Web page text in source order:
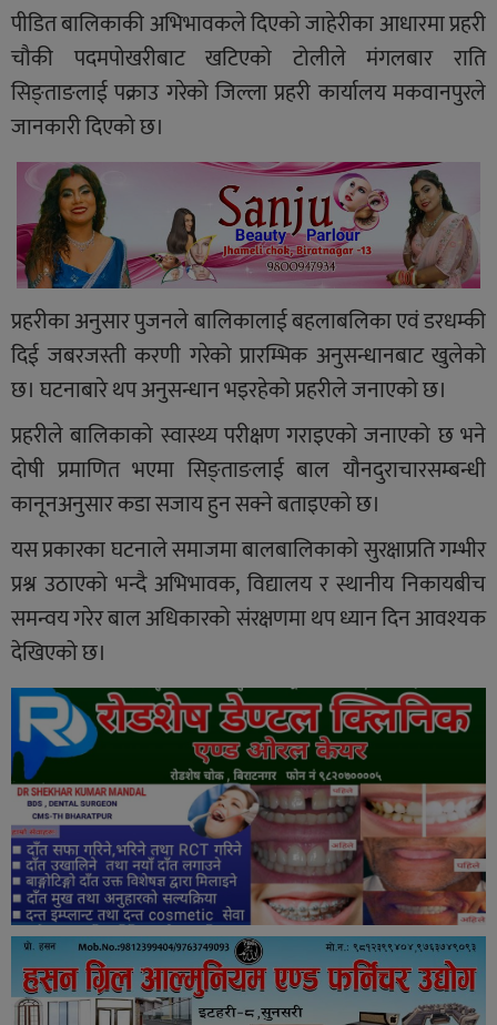
पीडित बालिकाकी अभिभावकले दिएको जाहेरीका आधारमा प्रहरी
चौकी पदमपोखरीबाट खटिएको टोलीले मंगलबार राति
सिङ्ताङलाई पक्राउ गरेको जिल्ला प्रहरी कार्यालय मकवानपुरले
जानकारी दिएको छ।
प्रहरीका अनुसार पुजनले बालिकालाई बहलाबलिका एवं डरधम्की
दिई जबरजस्ती करणी गरेको प्रारम्भिक अनुसन्धानबाट खुलेको
छ। घटनाबारे थप अनुसन्धान भइरहेको प्रहरीले जनाएको छ।
प्रहरीले बालिकाको स्वास्थ्य परीक्षण गराइएको जनाएको छ भने
दोषी प्रमाणित भएमा सिङ्ताङलाई बाल यौनदुराचारसम्बन्धी
कानूनअनुसार कडा सजाय हुन सक्ने बताइएको छ।
यस प्रकारका घटनाले समाजमा बालबालिकाको सुरक्षाप्रति गम्भीर
प्रश्न उठाएको भन्दै अभिभावक, विद्यालय र स्थानीय निकायबीच
समन्वय गरेर बाल अधिकारको संरक्षणमा थप ध्यान दिन आवश्यक
देखिएको छ।